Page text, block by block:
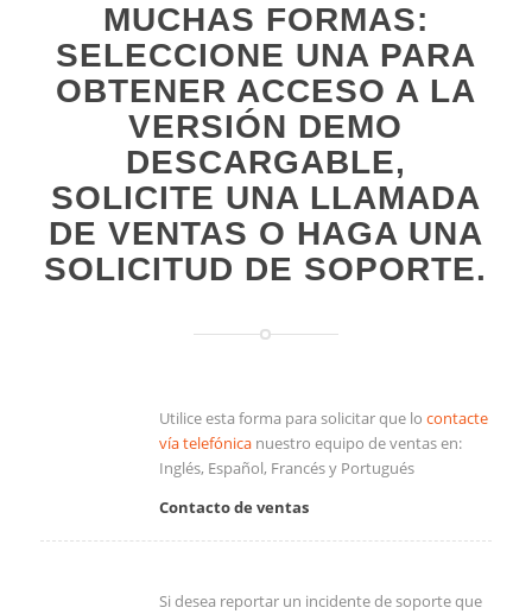
MUCHAS FORMAS:
SELECCIONE UNA PARA
OBTENER ACCESO A LA
VERSIÓN DEMO
DESCARGABLE,
SOLICITE UNA LLAMADA
DE VENTAS O HAGA UNA
SOLICITUD DE SOPORTE.
Utilice esta forma para solicitar que lo contacte
vía telefónicanuestro equipo de ventas en:
Inglés, Español, Francés y Portugués
Contacto de ventas
Si desea reportar un incidente de soporte que